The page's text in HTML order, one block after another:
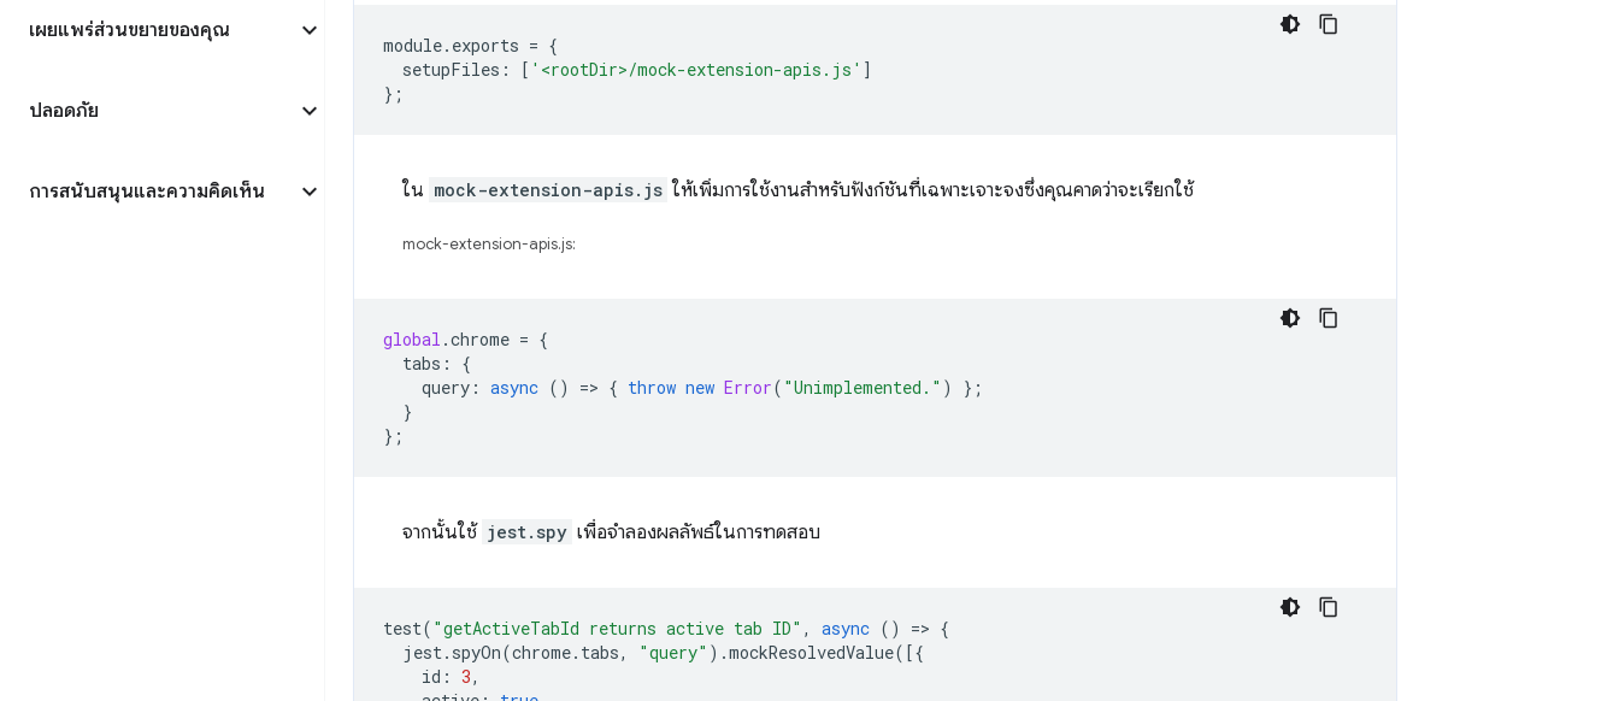
เผยแพร่ส่วนขยายของคุณ
ปลอดภัย
การสนับสนุนและความคิดเห็น
module. exports = {
setupFiles : [ '<rootDir>/mock-extension-apis.js' ]
};
ใน mock-extension-apis.js ให้เพิ่มการใช้งานสําหรับฟังก์ชันที่เฉพาะเจาะจงซึ่งคุณคาดว่าจะเรียกใช้
mock-extension-apis.js:
global .chrome = {
tabs :
{
query : async () => { throw new Error( "Unimplemented." )
};
}
};
จากนั้นใช้ jest.spy เพื่อจำลองผลลัพธ์ในการทดสอบ
test( "getActiveTabId returns active tab ID" , async () => {
jest. spyOn(chrome. tabs, "query" ).mockResolvedValue([{
id : 3,